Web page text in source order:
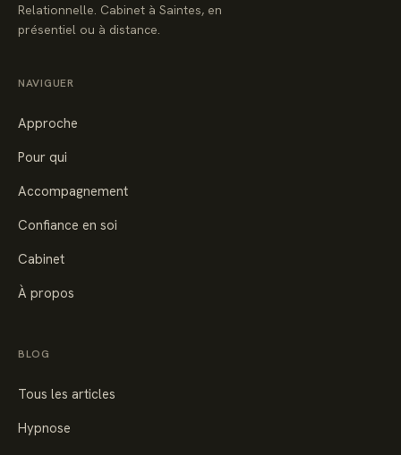
Relationnelle. Cabinet à Saintes, en
présentiel ou à distance.
NAVIGUER
Approche
Pour qui
Accompagnement
Confiance en soi
Cabinet
À propos
BLOG
Tous les articles
Hypnose